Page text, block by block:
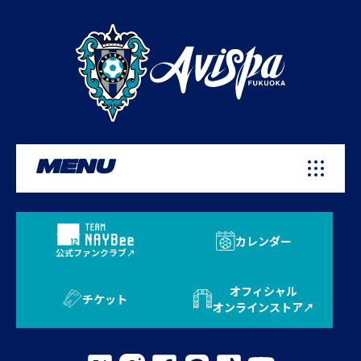
MENU
公式ファンクラブ
カレンダー
チケット
オフィシャル
オンラインストア